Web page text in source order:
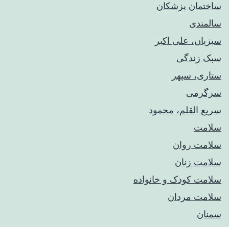
ساختمان پزشکان
سالمندی
سبزیان، علی اکبر
سبک زندگی
ستاری، سپهر
سرگرمی
سریع القلم، محمود
سلامت
سلامت روان
سلامت زنان
سلامت کودک‌ و خانواده
سلامت مردان
سمنان